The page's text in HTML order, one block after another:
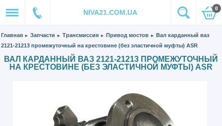
NIVA21.COM.UA 0
Главная ► Запчасти ► Трансмиссия ► Привод мостов ► Вал карданный ваз
2121-21213 промежуточный на крестовине (без эластичной муфты) ASR
ВАЛ КАРДАННЫЙ ВАЗ 2121-21213 ПРОМЕЖУТОЧНЫЙ
НА КРЕСТОВИНЕ (БЕЗ ЭЛАСТИЧНОЙ МУФТЫ) ASR